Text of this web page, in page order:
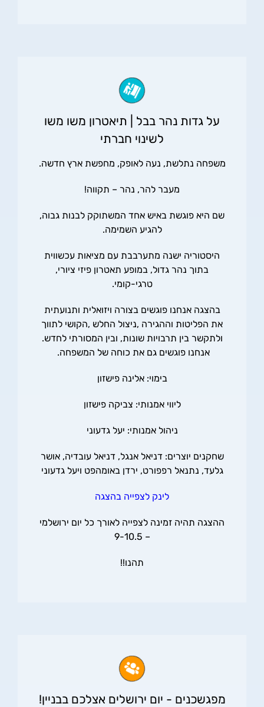
על גדות נהר בבל | תיאטרון משו משו
לשינוי חברתי
משפחה נתלשת, נעה לאופק, מחפשת ארץ חדשה.
מעבר להר, נהר – תקווה!
שם היא פוגשת באיש אחד המשתוקק לבנות גבוה,
להגיע השמימה.
היסטוריה ישנה מתערבבת עם מציאות עכשווית
בתוך נהר גדול, במופע תאטרון פיזי ציורי,
טרגי-קומי.
בהצגה אנחנו פוגשים בצורה ויזואלית ותנועתית
את הפליטות וההגירה ,ניצול החלש ,הקושי לתווך
ולתקשר בין תרבויות שונות, ובין המסורתי לחדש.
אנחנו פוגשים גם את כוחה של המשפחה.
בימוי: אלינה פישזון
ליווי אמנותי: צביקה פישזון
ניהול אמנותי: יעל גדעוני
שחקנים יוצרים: דניאל אנגל, דניאל עובדיה, אושר
גלעד, נתנאל רפפורט, ירדן באומהפט ויעל גדעוני
לינק לצפייה בהצגה
ההצגה תהיה זמינה לצפייה לאורך כל יום ירושלמי
– 9-10.5
תהנו!!
מפגשכנים - יום ירושלים אצלכם בבניין!